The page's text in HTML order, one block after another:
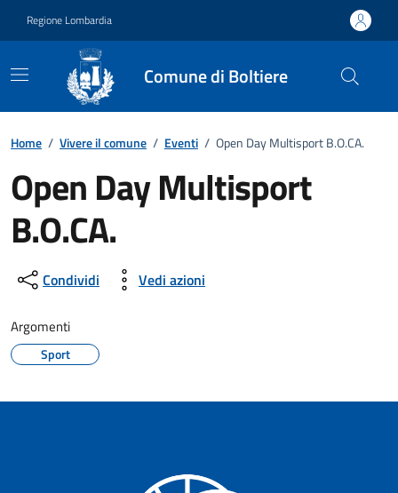
Regione Lombardia
Comune di Boltiere
Home / Vivere il comune / Eventi / Open Day Multisport B.O.CA.
Open Day Multisport
B.O.CA.
Dettagli della notizia
Condividi Vedi azioni
Argomenti
Sport